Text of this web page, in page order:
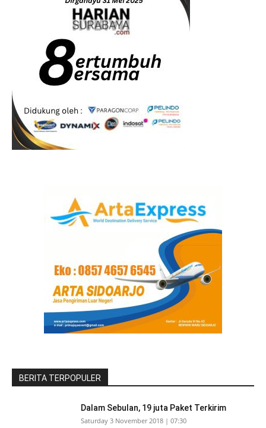
BERITA TERPOPULER
Dalam Sebulan, 19 juta Paket Terkirim
Saturday 3 November 2018 | 07:30